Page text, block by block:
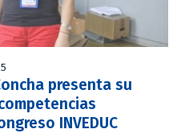
presenta su
INVEDUC